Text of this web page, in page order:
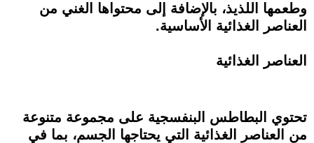
وطعمها اللذيذ، بالإضافة إلى محتواها الغني من
العناصر الغذائية الأساسية.
العناصر الغذائية
تحتوي البطاطس البنفسجية على مجموعة متنوعة
من العناصر الغذائية التي يحتاجها الجسم، بما في